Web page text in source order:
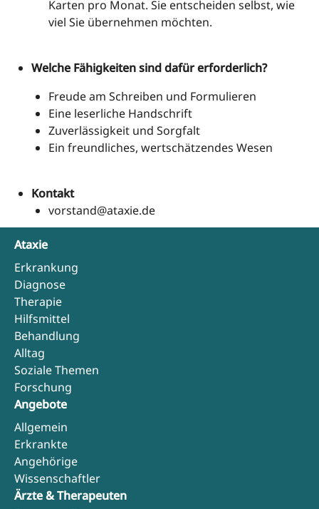
Karten pro Monat. Sie entscheiden selbst, wie
viel Sie übernehmen möchten.
Welche Fähigkeiten sind dafür erforderlich?
Freude am Schreiben und Formulieren
Eine leserliche Handschrift
Zuverlässigkeit und Sorgfalt
Ein freundliches, wertschätzendes Wesen
Kontakt
vorstand@ataxie.de
Ataxie
Erkrankung
Diagnose
Therapie
Hilfsmittel
Behandlung
Alltag
Soziale Themen
Forschung
Angebote
Allgemein
Erkrankte
Angehörige
Wissenschaftler
Ärzte & Therapeuten